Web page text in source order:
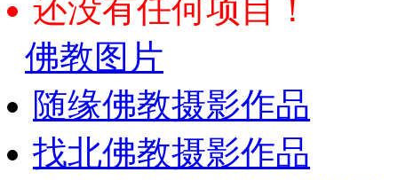
还没有任何项目！
佛教图片
随缘佛教摄影作品
找北佛教摄影作品